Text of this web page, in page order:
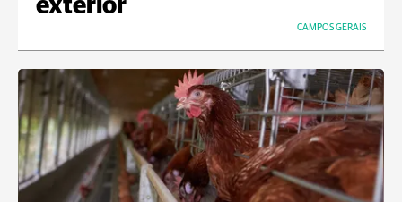
exterior
CAMPOS GERAIS